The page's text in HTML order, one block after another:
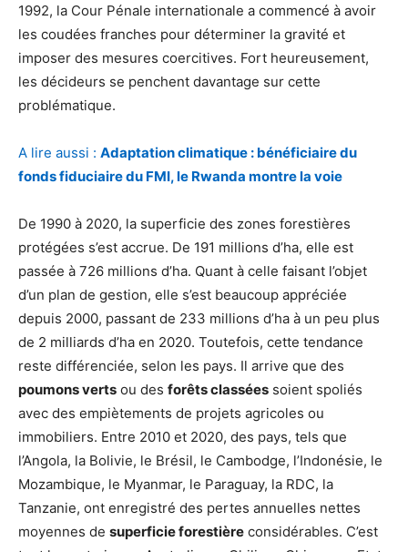
1992, la Cour Pénale internationale a commencé à avoir
les coudées franches pour déterminer la gravité et
imposer des mesures coercitives. Fort heureusement,
les décideurs se penchent davantage sur cette
problématique.
A lire aussi : Adaptation climatique : bénéficiaire du
fonds fiduciaire du FMI, le Rwanda montre la voie
De 1990 à 2020, la superficie des zones forestières
protégées s’est accrue. De 191 millions d’ha, elle est
passée à 726 millions d’ha. Quant à celle faisant l’objet
d’un plan de gestion, elle s’est beaucoup appréciée
depuis 2000, passant de 233 millions d’ha à un peu plus
de 2 milliards d’ha en 2020. Toutefois, cette tendance
reste différenciée, selon les pays. Il arrive que des
poumons verts ou des forêts classées soient spoliés
avec des empiètements de projets agricoles ou
immobiliers. Entre 2010 et 2020, des pays, tels que
l’Angola, la Bolivie, le Brésil, le Cambodge, l’Indonésie, le
Mozambique, le Myanmar, le Paraguay, la RDC, la
Tanzanie, ont enregistré des pertes annuelles nettes
moyennes de superficie forestière considérables. C’est